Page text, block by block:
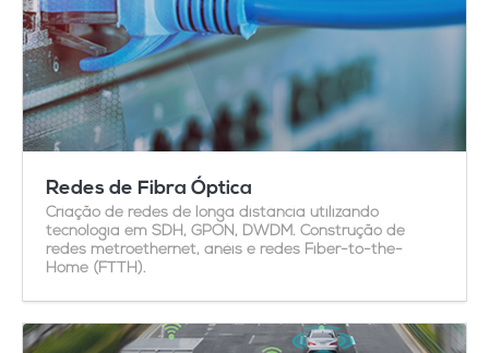
Redes de Fibra Óptica
Criação de redes de longa distância utilizando
tecnologia em SDH, GPON, DWDM. Construção de
redes metroethernet, anéis e redes Fiber-to-the-
Home (FTTH).